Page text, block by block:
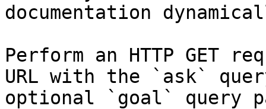
documentation
Perform an HTTP GET
URL with the `ask`
optional `goal` query